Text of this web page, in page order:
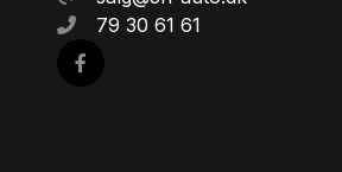
79 30 61 61